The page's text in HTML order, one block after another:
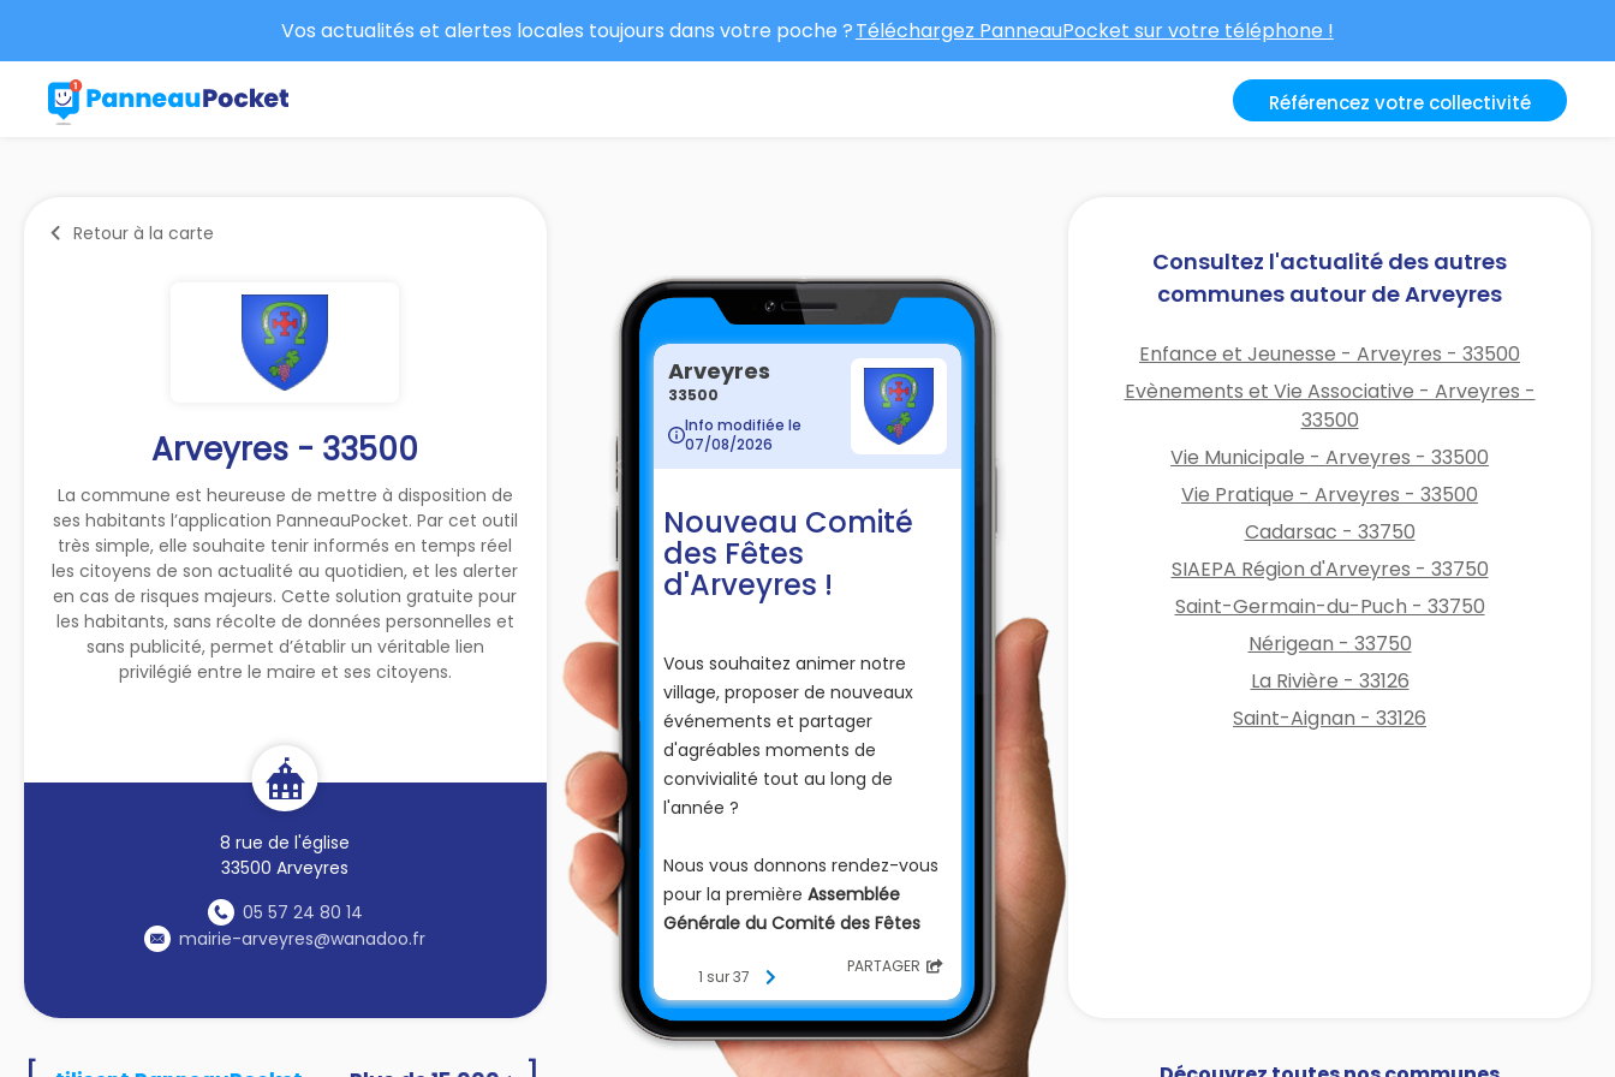
Vos actualités et alertes locales toujours dans votre poche ?Téléchargez PanneauPocket sur votre téléphone !
Référencez votre collectivité
Retour à la carte
Arveyres - 33500
La commune est heureuse de mettre à disposition de
ses habitants l’application PanneauPocket. Par cet outil
très simple, elle souhaite tenir informés en temps réel
les citoyens de son actualité au quotidien, et les alerter
en cas de risques majeurs. Cette solution gratuite pour
les habitants, sans récolte de données personnelles et
sans publicité, permet d’établir un véritable lien
privilégié entre le maire et ses citoyens.
8 rue de l'église
33500 Arveyres
05 57 24 80 14
mairie-arveyres@wanadoo.fr
Arveyres
33500
Info modifiée le
07/08/2026
Nouveau Comité
des Fêtes
d'Arveyres !
Vous souhaitez animer notre
village, proposer de nouveaux
événements et partager
d'agréables moments de
convivialité tout au long de
l'année ?
Nous vous donnons rendez-vous
pour la première Assemblée
Générale du Comité des Fêtes
🗓️lundi 31 aout 2026
⏰À 18h00
Salle des fêtes du bourg
1 sur 37 PARTAGER
Consultez l'actualité des autres
communes autour de Arveyres
Enfance et Jeunesse - Arveyres - 33500
Evènements et Vie Associative - Arveyres -
33500
Vie Municipale - Arveyres - 33500
Vie Pratique - Arveyres - 33500
Cadarsac - 33750
SIAEPA Région d'Arveyres - 33750
Saint-Germain-du-Puch - 33750
Nérigean - 33750
La Rivière - 33126
Saint-Aignan - 33126